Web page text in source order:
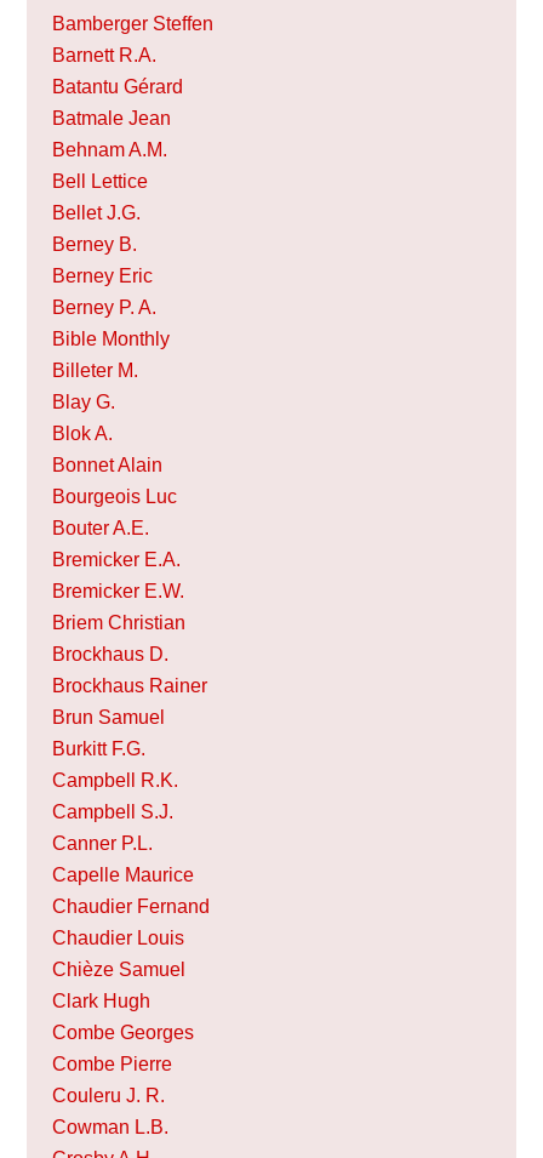
Bamberger Steffen
Barnett R.A.
Batantu Gérard
Batmale Jean
Behnam A.M.
Bell Lettice
Bellet J.G.
Berney B.
Berney Eric
Berney P. A.
Bible Monthly
Billeter M.
Blay G.
Blok A.
Bonnet Alain
Bourgeois Luc
Bouter A.E.
Bremicker E.A.
Bremicker E.W.
Briem Christian
Brockhaus D.
Brockhaus Rainer
Brun Samuel
Burkitt F.G.
Campbell R.K.
Campbell S.J.
Canner P.L.
Capelle Maurice
Chaudier Fernand
Chaudier Louis
Chièze Samuel
Clark Hugh
Combe Georges
Combe Pierre
Couleru J. R.
Cowman L.B.